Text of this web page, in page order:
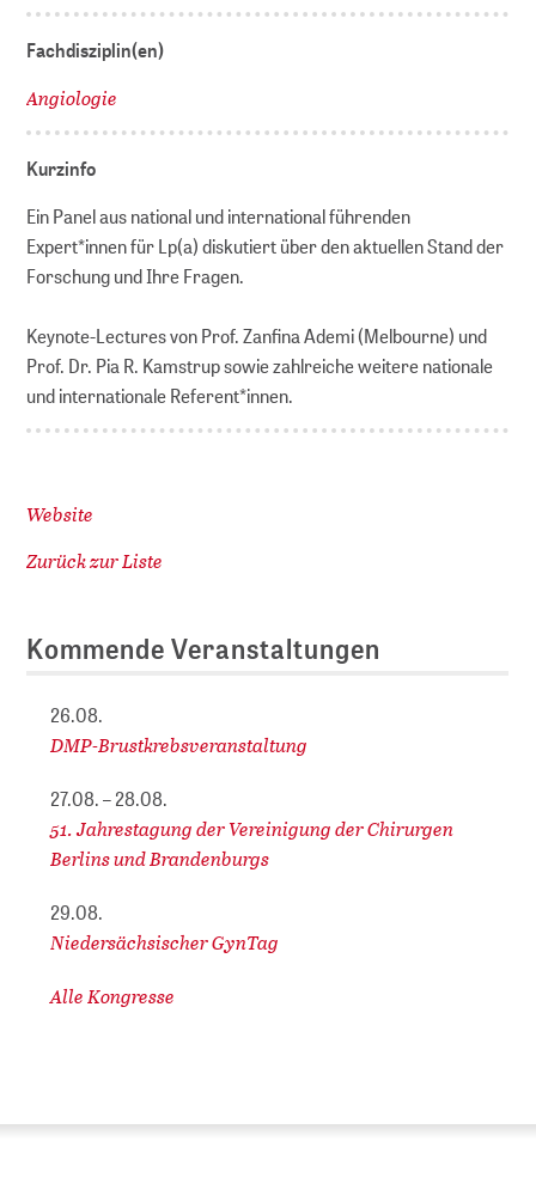
Fachdisziplin(en)
Angiologie
Kurzinfo
Ein Panel aus national und international führenden
Expert*innen für Lp(a) diskutiert über den aktuellen Stand der
Forschung und Ihre Fragen.
Keynote-Lectures von Prof. Zanfina Ademi (Melbourne) und
Prof. Dr. Pia R. Kamstrup sowie zahlreiche weitere nationale
und internationale Referent*innen.
Website
Zurück zur Liste
Kommende Veranstaltungen
26.08.
DMP-Brustkrebsveranstaltung
27.08. – 28.08.
51. Jahrestagung der Vereinigung der Chirurgen
Berlins und Brandenburgs
29.08.
Niedersächsischer GynTag
Alle Kongresse